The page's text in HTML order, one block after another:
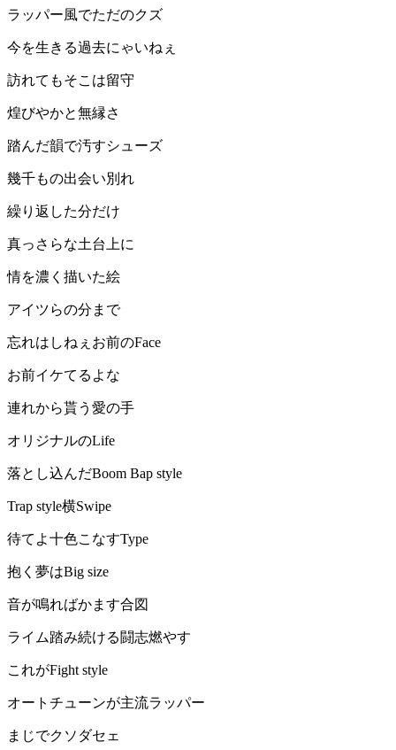
ラッパー風でただのクズ
今を生きる過去にゃいねぇ
訪れてもそこは留守
煌びやかと無縁さ
踏んだ韻で汚すシューズ
幾千もの出会い別れ
繰り返した分だけ
真っさらな土台上に
情を濃く描いた絵
アイツらの分まで
忘れはしねぇお前のFace
お前イケてるよな
連れから貰う愛の手
オリジナルのLife
落とし込んだBoom Bap style
Trap style横Swipe
待てよ十色こなすType
抱く夢はBig size
音が鳴ればかます合図
ライム踏み続ける闘志燃やす
これがFight style
オートチューンが主流ラッパー
まじでクソダセェ